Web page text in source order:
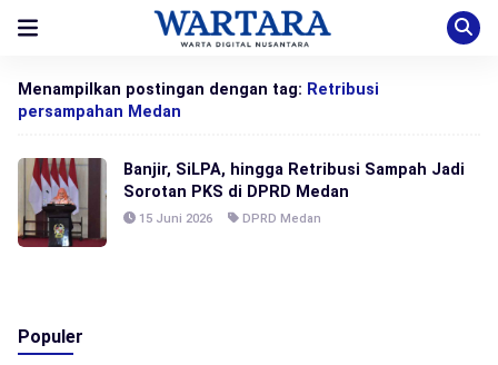
Menampilkan postingan dengan tag: Retribusi
persampahan Medan
Banjir, SiLPA, hingga Retribusi Sampah Jadi
Sorotan PKS di DPRD Medan
15 Juni 2026 DPRD Medan
Populer